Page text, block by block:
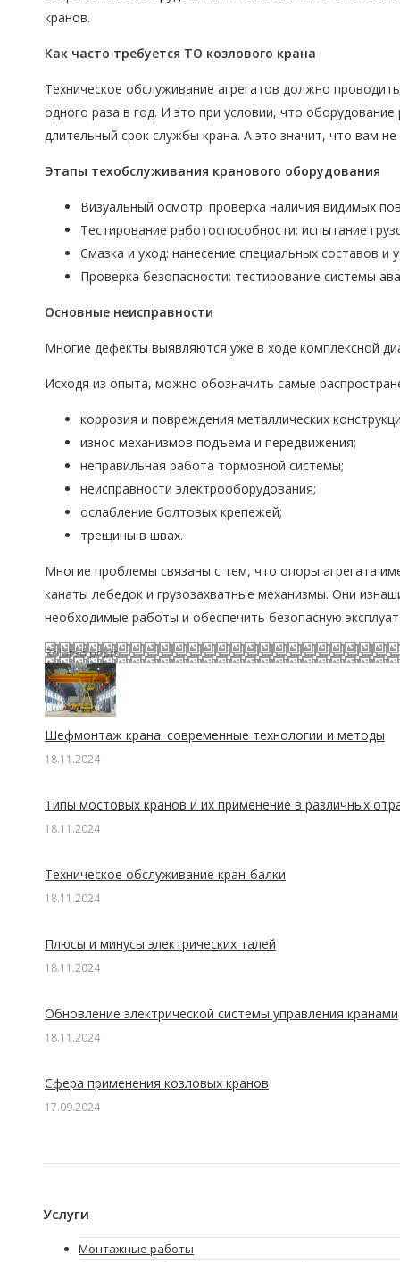
кранов.
Как часто требуется ТО козлового крана
Техническое обслуживание агрегатов должно
одного раза в год. И это при условии, что
длительный срок службы крана. А это значит, что вам
Этапы техобслуживания кранового оборудования
Визуальный осмотр: проверка наличия видимых
Тестирование работоспособности: испытание
Смазка и уход: нанесение специальных составов и
Проверка безопасности: тестирование системы
Основные неисправности
Многие дефекты выявляются уже в ходе комплексной
Исходя из опыта, можно обозначить самые
коррозия и повреждения металлических
износ механизмов подъема и передвижения;
неправильная работа тормозной системы;
неисправности электрооборудования;
ослабление болтовых крепежей;
трещины в швах.
Многие проблемы связаны с тем, что опоры агрегата
канаты лебедок и грузозахватные механизмы. Они
необходимые работы и обеспечить безопасную
Related posts
Шефмонтаж крана: современные технологии и методы
18.11.2024
Типы мостовых кранов и их применение в различных
18.11.2024
Техническое обслуживание кран-балки
18.11.2024
Плюсы и минусы электрических талей
18.11.2024
Обновление электрической системы управления кранами
18.11.2024
Сфера применения козловых кранов
17.09.2024
Услуги
Монтажные работы